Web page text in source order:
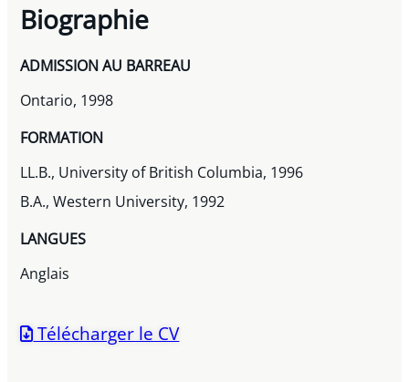
Biographie
ADMISSION AU BARREAU
Ontario, 1998
FORMATION
LL.B., University of British Columbia, 1996
B.A., Western University, 1992
LANGUES
Anglais
Télécharger le CV